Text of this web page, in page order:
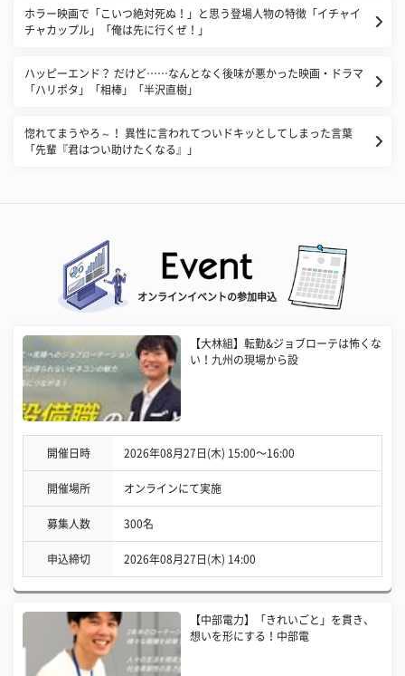
ホラー映画で「こいつ絶対死ぬ！」と思う登場人物の特徴「イチャイ
チャカップル」「俺は先に行くぜ！」
ハッピーエンド？ だけど……なんとなく後味が悪かった映画・ドラマ
「ハリポタ」「相棒」「半沢直樹」
惚れてまうやろ～！ 異性に言われてついドキッとしてしまった言葉
「先輩『君はつい助けたくなる』」
オンラインイベントの参加申込
【大林組】転勤&ジョブローテは怖くな
い！九州の現場から設
開催日時 2026年08月27日(木) 15:00〜16:00
開催場所 オンラインにて実施
募集人数 300名
申込締切 2026年08月27日(木) 14:00
【中部電力】「きれいごと」を貫き、
想いを形にする！中部電